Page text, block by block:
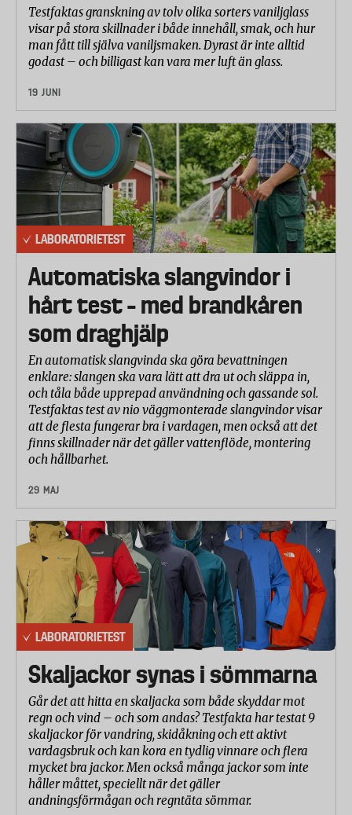
Reisenthel - Trolley M
Tre prover av varje fabrikat har införskaffats under
december månad 2021.
Testparametrar
Laboratorietestet omfattade följande delmoment:
Hanterbarhet
Kvalitet och uthållighet
Konstruktion och detaljer
Vattentäthet
Hanterbarhet
(volym) vagnarna har, hur enkelt det är att lasta i och
ur vagnarna, stänga och öppna till själva
lastutrymmet, hur stabil vagnen är under lastning
och när man drar den, hur lätt den går att dra och
hur mycket plats den tar i hopfällt läge. Alla
stabilitets och dragprov har gjorts med en last på 12
kg.
För att bedöma lastkapaciteten packades varje vagn
på det mest optimala sättet med följande
livsmedels- och hushållsprodukter:
2 liter läsk, 1 liter sköljmedel, 500 gram Nutella, 250
gram marmelad, 1 liter mjölk, 6 x 0,5 liter vatten, 800
gram kattmat, 3-pack hushållspapper, 1 ananas, en
konservburk, 10-pack ägg, 2 kexpaket, 1 paket pasta,
6-pack äpplen, 400 g smör, 1 limpa bröd, 1 tub
Pringles och 1 storpack Twix.
Tre av vagnarna klarade att lasta allt på listan. För de
övriga vagnarna varierade kapaciteten beroende på
lastutrymmets utformning och volym.
Kvalitet och uthållighet
Laboratoriet har låtit vagnarna dras över en trumma
med ojämn beläggning och hinder (motsvarande
trottoarkanter). Sammanlagt drogs vagnarna en
Testfaktas granskning av tolv olika sorters vaniljglass
visar på stora skillnader i både innehåll, smak, och hur
man fått till själva vaniljsmaken. Dyrast är inte alltid
godast – och billigast kan vara mer luft än glass.
19 JUNI
LABORATORIETEST
Automatiska slangvindor i
hårt test – med brandkåren
som draghjälp
En automatisk slangvinda ska göra bevattningen
enklare: slangen ska vara lätt att dra ut och släppa in,
och tåla både upprepad användning och gassande sol.
Testfaktas test av nio väggmonterade slangvindor visar
att de flesta fungerar bra i vardagen, men också att det
finns skillnader när det gäller vattenflöde, montering
och hållbarhet.
29 MAJ
LABORATORIETEST
Skaljackor synas i sömmarna
Går det att hitta en skaljacka som både skyddar mot
regn och vind – och som andas? Testfakta har testat 9
skaljackor för vandring, skidåkning och ett aktivt
vardagsbruk och kan kora en tydlig vinnare och flera
mycket bra jackor. Men också många jackor som inte
håller måttet, speciellt när det gäller
andningsförmågan och regntäta sömmar.